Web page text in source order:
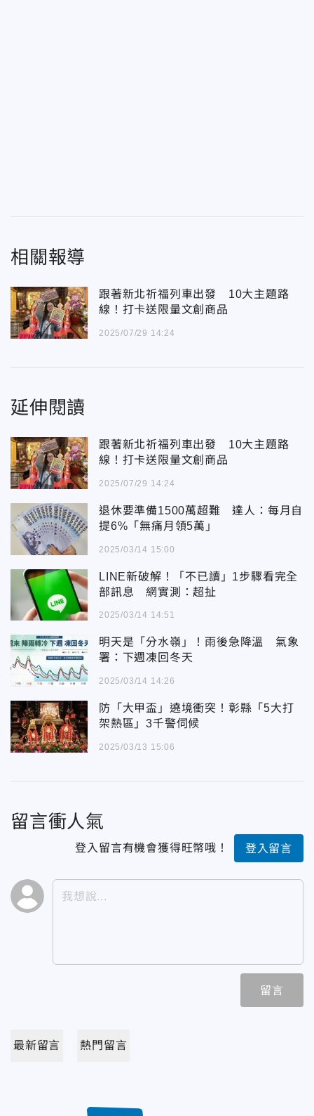
相關報導
跟著新北祈福列車出發 10大主題路
線！打卡送限量文創商品
2025/07/29 14:24
延伸閱讀
跟著新北祈福列車出發 10大主題路
線！打卡送限量文創商品
2025/07/29 14:24
退休要準備1500萬超難 達人：每月自
提6%「無痛月領5萬」
2025/03/14 15:00
LINE新破解！「不已讀」1步驟看完全
部訊息 網實測：超扯
2025/03/14 14:51
明天是「分水嶺」！雨後急降溫 氣象
署：下週凍回冬天
2025/03/14 14:26
防「大甲盃」遶境衝突！彰縣「5大打
架熱區」3千警伺候
2025/03/13 15:06
留言衝人氣
登入留言有機會獲得旺幣哦！ 登入留言
留言
最新留言 熱門留言